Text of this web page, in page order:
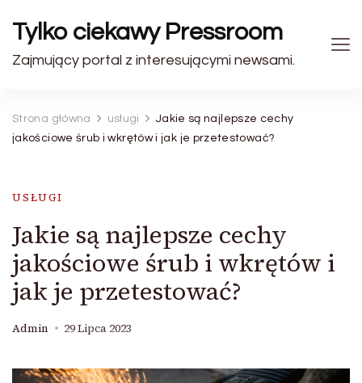
Tylko ciekawy Pressroom
Zajmujący portal z interesującymi newsami.
Strona główna usługi
Jakie są najlepsze cechy
jakościowe śrub i wkrętów i jak je przetestować?
USŁUGI
Jakie są najlepsze cechy
jakościowe śrub i wkrętów i
jak je przetestować?
Admin 29 Lipca 2023